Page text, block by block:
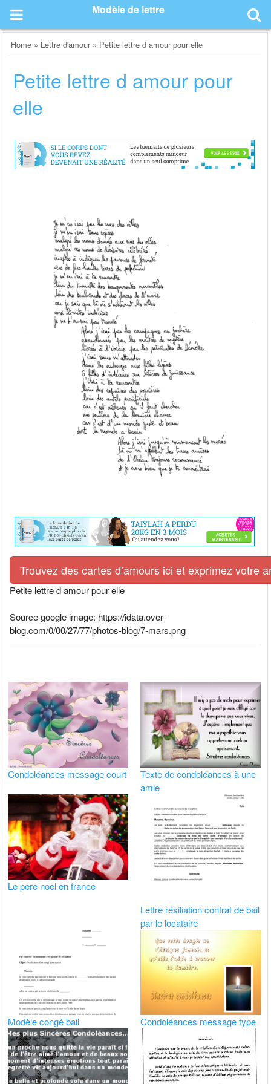
content
Modèle de lettre
Home » Lettre d'amour » Petite lettre d amour pour elle
Petite lettre d amour pour
elle
Trouvez des cartes d’amours ici et exprimez votre
Petite lettre d amour pour elle
Source google image: https://idata.over-
blog.com/0/00/27/77/photos-blog/7-mars.png
Condoléances message court
Texte de condoléances à une
amie
Le pere noel en france
Lettre résiliation contrat de bail
par le locataire
Modèle congé bail Condoléances message type